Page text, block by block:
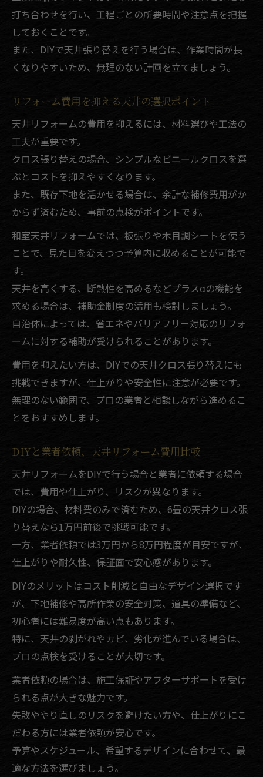
打ち合わせを行い、工程ごとの所要時間や注意点を把握
しておくことです。
また、DIYで天井張り替えを行う場合は、作業時間が長
くなりやすいため、無理のない計画を立てましょう。
リフォーム費用を抑える天井の選択ポイント
天井リフォームの費用を抑えるには、材料選びや工法の
工夫が重要です。
クロス張り替えの場合、シンプルなビニールクロスを選
ぶとコストを抑えやすくなります。
また、既存下地を活かせる場合は、余計な補修費用がか
からず済むため、事前の点検がポイントです。
和室天井リフォームでは、板張りや木目調シートを使う
ことで、見た目を変えつつ予算内に収めることが可能で
す。
天井を高くする、断熱性を高めるなどプラスαの機能を
求める場合は、補助金制度の活用も検討しましょう。
自治体によっては、省エネやバリアフリー対応のリフォ
ームに対する補助が受けられることがあります。
費用を抑えたい方は、DIYでの天井クロス張り替えにも
挑戦できますが、仕上がりや安全性に注意が必要です。
無理のない範囲で、プロの業者と相談しながら進めるこ
とをおすすめします。
DIYと業者依頼、天井リフォーム費用比較
天井リフォームをDIYで行う場合と業者に依頼する場合
では、費用や仕上がり、リスクが異なります。
DIYの場合、材料費のみで済むため、6畳の天井クロス張
り替えなら1万円前後で挑戦可能です。
一方、業者依頼では3万円から8万円程度が目安ですが、
仕上がりや耐久性、保証面で安心感があります。
DIYのメリットはコスト削減と自由なデザイン選択です
が、下地補修や高所作業の安全対策、道具の準備など、
初心者には難易度が高い点もあります。
特に、天井の剥がれやカビ、劣化が進んでいる場合は、
プロの点検を受けることが大切です。
業者依頼の場合は、施工保証やアフターサポートを受け
られる点が大きな魅力です。
失敗ややり直しのリスクを避けたい方や、仕上がりにこ
だわる方には業者依頼が安心です。
予算やスケジュール、希望するデザインに合わせて、最
適な方法を選びましょう。